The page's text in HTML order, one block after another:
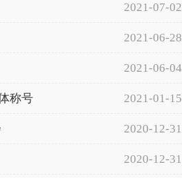
2021-07-02
2021-06-28
2021-06-04
称号 2021-01-15
2020-12-31
2020-12-31